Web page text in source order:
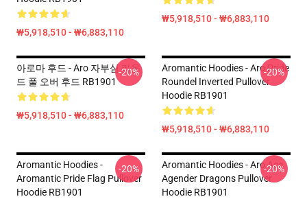
₩5,918,510 - ₩6,883,110
₩5,918,510 - ₩6,883,110
아로마 후드 - Aro 자부심 라운
드 풀 오버 후드 RB1901
₩5,918,510 - ₩6,883,110
-20%
Aromantic Hoodies - Aro Pride
Roundel Inverted Pullover
Hoodie RB1901
₩5,918,510 - ₩6,883,110
-20%
Aromantic Hoodies -
Aromantic Pride Flag Pullover
Hoodie RB1901
-20%
Aromantic Hoodies - Aro Ace
Agender Dragons Pullover
Hoodie RB1901
-20%